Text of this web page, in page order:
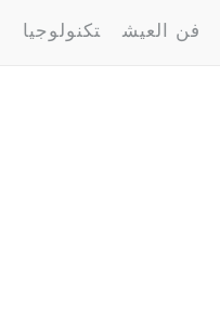
فن العيش تكنولوجيا